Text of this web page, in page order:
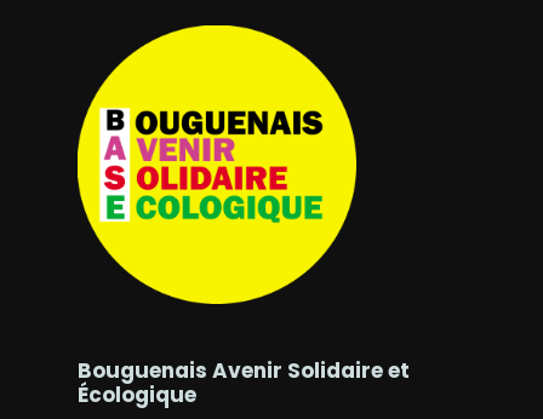
Bouguenais Avenir Solidaire et
Écologique